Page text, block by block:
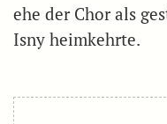
ehe der Chor als
Isny heimkehrte.